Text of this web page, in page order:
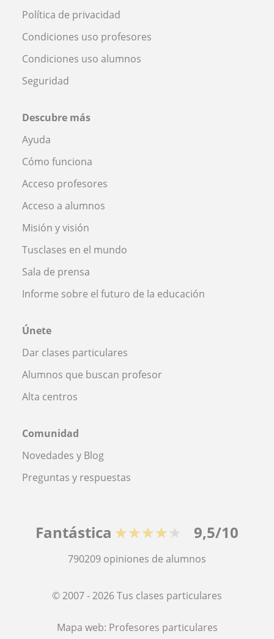
Política de privacidad
Condiciones uso profesores
Condiciones uso alumnos
Seguridad
Descubre más
Ayuda
Cómo funciona
Acceso profesores
Acceso a alumnos
Misión y visión
Tusclases en el mundo
Sala de prensa
Informe sobre el futuro de la educación
Únete
Dar clases particulares
Alumnos que buscan profesor
Alta centros
Comunidad
Novedades y Blog
Preguntas y respuestas
Fantástica ★★★★★ 9,5/10
790209 opiniones de alumnos
© 2007 - 2026 Tus clases particulares
Mapa web: Profesores particulares